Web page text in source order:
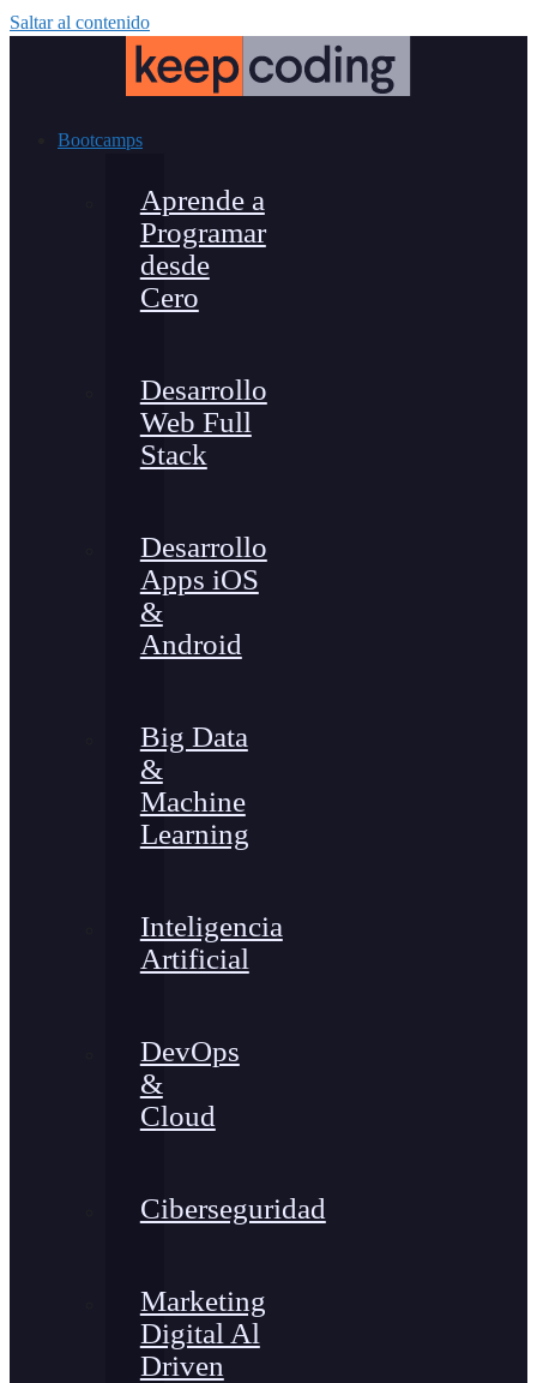
Saltar al contenido
Bootcamps
Aprende a
Programar
desde
Cero
Desarrollo
Web Full
Stack
Desarrollo
Apps iOS
&
Android
Big Data
&
Machine
Learning
Inteligencia
Artificial
DevOps
&
Cloud
Ciberseguridad
Marketing
Digital Al
Driven